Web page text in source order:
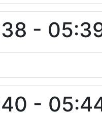
-
-